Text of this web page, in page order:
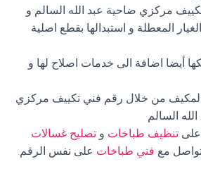
مركزي ضاحية عبد الله السالم و
المعطلة و استبدالها بقطع اصلية
أيضا اضافة الى خدمات اصلاح لها و
من خلال رقم فني تكييف مركزي
السالم
على تنظيف طباخات و تصليح غسالات
مع فني طباخات على نفس الرقم.